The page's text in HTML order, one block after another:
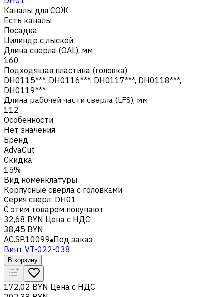
Каналы для СОЖ
Есть каналы
Посадка
Цилиндр с лыской
Длина сверла (OAL), мм
160
Подходящая пластина (головка)
DH0115***, DH0116***, DH0117***, DH0118***,
DH0119***
Длина рабочей части сверла (LFS), мм
112
Особенности
Нет значения
Бренд
AdvaCut
Скидка
15%
Вид номенклатуры
Корпусные сверла с головками
Серия сверл: DH01
С этим товаром покупают
32,68 BYN Цена с НДС
38,45 BYN
AC.SP.10099 Под заказ
Винт VT-022-038
В корзину
172,02 BYN Цена с НДС